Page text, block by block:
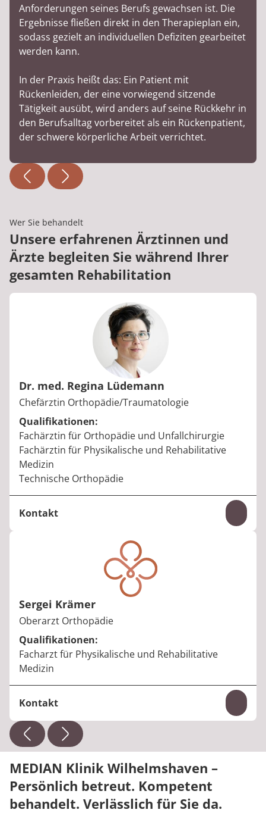
Anforderungen seines Berufs gewachsen ist. Die
Ergebnisse fließen direkt in den Therapieplan ein,
sodass gezielt an individuellen Defiziten gearbeitet
werden kann.
In der Praxis heißt das: Ein Patient mit
Rückenleiden, der eine vorwiegend sitzende
Tätigkeit ausübt, wird anders auf seine Rückkehr in
den Berufsalltag vorbereitet als ein Rückenpatient,
der schwere körperliche Arbeit verrichtet.
Wer Sie behandelt
Unsere erfahrenen Ärztinnen und
Ärzte begleiten Sie während Ihrer
gesamten Rehabilitation
Dr. med. Regina Lüdemann
Berufstitel:
Chefärztin Orthopädie/Traumatologie
Qualifikationen:
Fachärztin für Orthopädie und Unfallchirurgie
Fachärztin für Physikalische und Rehabilitative
Medizin
Technische Orthopädie
Kontakt
regina.luedemann@median-kliniken.de
Sergei Krämer
Berufstitel:
Oberarzt Orthopädie
Qualifikationen:
Facharzt für Physikalische und Rehabilitative
Medizin
Kontakt
Telefon:+49 4421 945-601
E-Mail:sergei.kraemer@median-kliniken.de
MEDIAN Klinik Wilhelmshaven –
Persönlich betreut. Kompetent
behandelt. Verlässlich für Sie da.